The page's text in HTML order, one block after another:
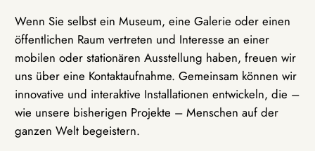
Wenn Sie selbst ein Museum, eine Galerie oder einen
öffentlichen Raum vertreten und Interesse an einer
mobilen oder stationären Ausstellung haben, freuen wir
uns über eine Kontaktaufnahme. Gemeinsam können wir
innovative und interaktive Installationen entwickeln, die –
wie unsere bisherigen Projekte – Menschen auf der
ganzen Welt begeistern.